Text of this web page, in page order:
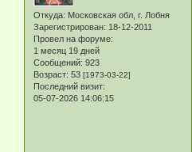
Откуда: Московская обл, г. Лобня
Зарегистрирован: 18-12-2011
Провел на форуме:
1 месяц 19 дней
Сообщений: 923
Возраст: 53 [1973-03-22]
Последний визит:
05-07-2026 14:06:15